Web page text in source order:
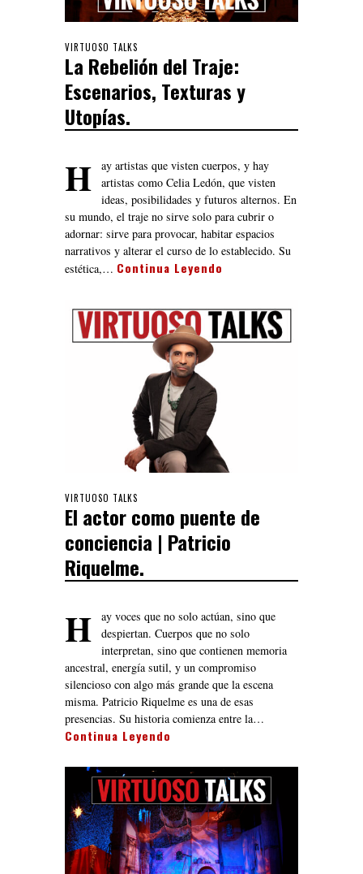
VIRTUOSO TALKS
La Rebelión del Traje:
Escenarios, Texturas y
Utopías.
H
ay artistas que visten cuerpos, y hay
artistas como Celia Ledón, que visten
ideas, posibilidades y futuros alternos. En
su mundo, el traje no sirve solo para cubrir o
adornar: sirve para provocar, habitar espacios
narrativos y alterar el curso de lo establecido. Su
estética,… Continua Leyendo
VIRTUOSO TALKS
El actor como puente de
conciencia | Patricio
Riquelme.
H
ay voces que no solo actúan, sino que
despiertan. Cuerpos que no solo
interpretan, sino que contienen memoria
ancestral, energía sutil, y un compromiso
silencioso con algo más grande que la escena
misma. Patricio Riquelme es una de esas
presencias. Su historia comienza entre la…
Continua Leyendo